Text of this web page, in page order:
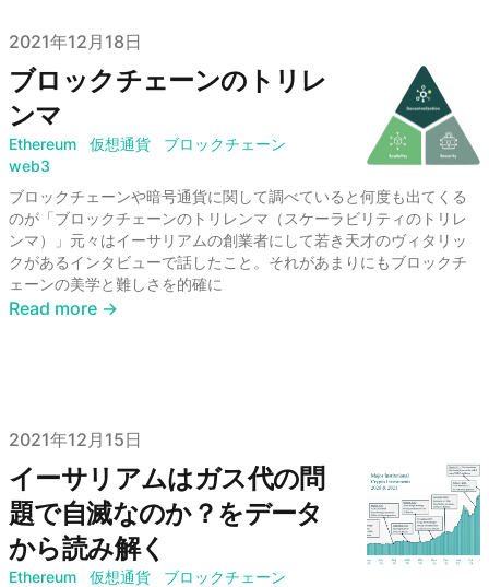
Published on
2021年12月18日
ブロックチェーンのトリレ
ンマ
Ethereum 仮想通貨
ブロックチェーン
web3
ブロックチェーンや暗号通貨に関して調べていると何度も出てくる
のが「ブロックチェーンのトリレンマ（スケーラビリティのトリレ
ンマ）」元々はイーサリアムの創業者にして若き天才のヴィタリッ
クがあるインタビューで話したこと。それがあまりにもブロックチ
ェーンの美学と難しさを的確に
Read more →
Published on
2021年12月15日
イーサリアムはガス代の問
題で自滅なのか？をデータ
から読み解く
Ethereum 仮想通貨
ブロックチェーン